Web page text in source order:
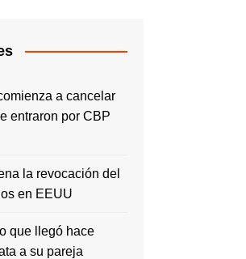
a cancelar
entraron por CBP
la revocación del
en EEUU
que llegó hace
a su pareja